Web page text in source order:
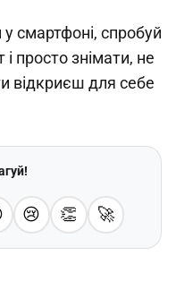
смартфоні, спробуй
просто знімати, не
для себе
😢 👏 🚀